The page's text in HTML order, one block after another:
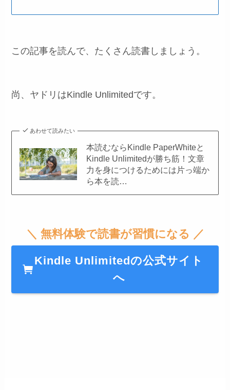
この記事を読んで、たくさん読書しましょう。
尚、ヤドリはKindle Unlimitedです。
あわせて読みたい
本読むならKindle PaperWhiteと
Kindle Unlimitedが勝ち筋！文章
力を身につけるためには片っ端か
ら本を読…
＼ 無料体験で読書が習慣になる ／
Kindle Unlimitedの公式サイト
へ